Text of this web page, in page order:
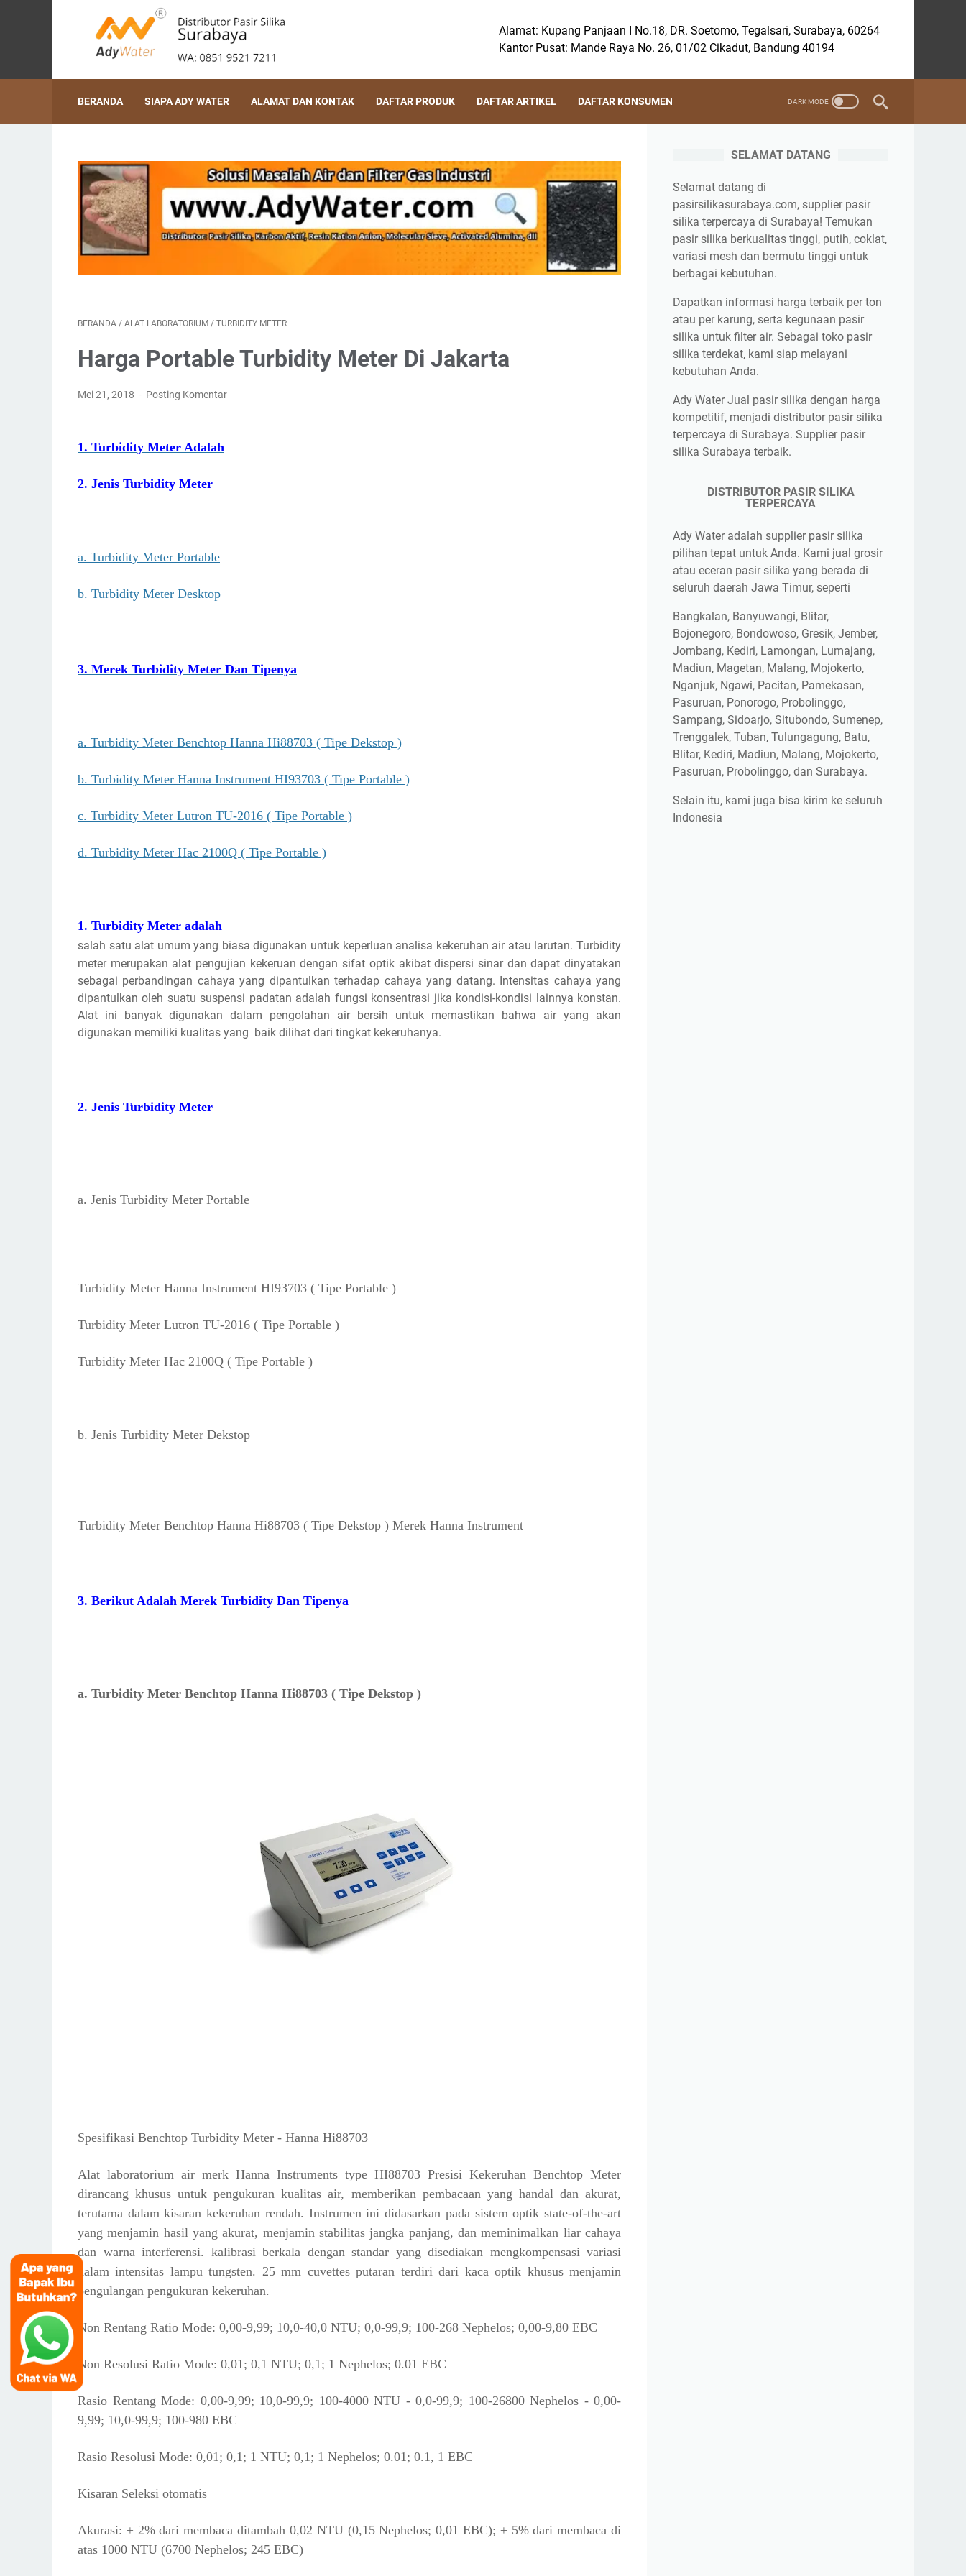
Alamat: Kupang Panjaan I No.18, DR. Soetomo, Tegalsari, Surabaya, 60264
Kantor Pusat: Mande Raya No. 26, 01/02 Cikadut, Bandung 40194
BERANDA SIAPA ADY WATER ALAMAT DAN KONTAK DAFTAR PRODUK DAFTAR ARTIKEL DAFTAR KONSUMEN
BERANDA / ALAT LABORATORIUM / TURBIDITY METER
Harga Portable Turbidity Meter Di Jakarta
Mei 21, 2018 Posting Komentar
1. Turbidity Meter Adalah
2. Jenis Turbidity Meter
a. Turbidity Meter Portable
b. Turbidity Meter Desktop
3. Merek Turbidity Meter Dan Tipenya
a. Turbidity Meter Benchtop Hanna Hi88703 ( Tipe Dekstop )
b. Turbidity Meter Hanna Instrument HI93703 ( Tipe Portable )
c. Turbidity Meter Lutron TU-2016 ( Tipe Portable )
d. Turbidity Meter Hac 2100Q ( Tipe Portable )
1. Turbidity Meter adalah
salah satu alat umum yang biasa digunakan untuk keperluan analisa kekeruhan air atau larutan. Turbidity
meter merupakan alat pengujian kekeruan dengan sifat optik akibat dispersi sinar dan dapat dinyatakan
sebagai perbandingan cahaya yang dipantulkan terhadap cahaya yang datang. Intensitas cahaya yang
dipantulkan oleh suatu suspensi padatan adalah fungsi konsentrasi jika kondisi-kondisi lainnya konstan.
Alat ini banyak digunakan dalam pengolahan air bersih untuk memastikan bahwa air yang akan
digunakan memiliki kualitas yang baik dilihat dari tingkat kekeruhanya.
2. Jenis Turbidity Meter
a. Jenis Turbidity Meter Portable
Turbidity Meter Hanna Instrument HI93703 ( Tipe Portable )
Turbidity Meter Lutron TU-2016 ( Tipe Portable )
Turbidity Meter Hac 2100Q ( Tipe Portable )
b. Jenis Turbidity Meter Dekstop
Turbidity Meter Benchtop Hanna Hi88703 ( Tipe Dekstop ) Merek Hanna Instrument
3. Berikut Adalah Merek Turbidity Dan Tipenya
a. Turbidity Meter Benchtop Hanna Hi88703 ( Tipe Dekstop )
Spesifikasi Benchtop Turbidity Meter - Hanna Hi88703
Alat laboratorium air merk Hanna Instruments type HI88703 Presisi Kekeruhan Benchtop Meter
dirancang khusus untuk pengukuran kualitas air, memberikan pembacaan yang handal dan akurat,
terutama dalam kisaran kekeruhan rendah. Instrumen ini didasarkan pada sistem optik state-of-the-art
yang menjamin hasil yang akurat, menjamin stabilitas jangka panjang, dan meminimalkan liar cahaya
dan warna interferensi. kalibrasi berkala dengan standar yang disediakan mengkompensasi variasi
dalam intensitas lampu tungsten. 25 mm cuvettes putaran terdiri dari kaca optik khusus menjamin
pengulangan pengukuran kekeruhan.
Non Rentang Ratio Mode: 0,00-9,99; 10,0-40,0 NTU; 0,0-99,9; 100-268 Nephelos; 0,00-9,80 EBC
Non Resolusi Ratio Mode: 0,01; 0,1 NTU; 0,1; 1 Nephelos; 0.01 EBC
Rasio Rentang Mode: 0,00-9,99; 10,0-99,9; 100-4000 NTU - 0,0-99,9; 100-26800 Nephelos - 0,00-
9,99; 10,0-99,9; 100-980 EBC
Rasio Resolusi Mode: 0,01; 0,1; 1 NTU; 0,1; 1 Nephelos; 0.01; 0.1, 1 EBC
Kisaran Seleksi otomatis
Akurasi: ± 2% dari membaca ditambah 0,02 NTU (0,15 Nephelos; 0,01 EBC); ± 5% dari membaca di
atas 1000 NTU (6700 Nephelos; 245 EBC)
SELAMAT DATANG
Selamat datang di
pasirsilikasurabaya.com, supplier pasir
silika terpercaya di Surabaya! Temukan
pasir silika berkualitas tinggi, putih, coklat,
variasi mesh dan bermutu tinggi untuk
berbagai kebutuhan.
Dapatkan informasi harga terbaik per ton
atau per karung, serta kegunaan pasir
silika untuk filter air. Sebagai toko pasir
silika terdekat, kami siap melayani
kebutuhan Anda.
Ady Water Jual pasir silika dengan harga
kompetitif, menjadi distributor pasir silika
terpercaya di Surabaya. Supplier pasir
silika Surabaya terbaik.
DISTRIBUTOR PASIR SILIKA
TERPERCAYA
Ady Water adalah supplier pasir silika
pilihan tepat untuk Anda. Kami jual grosir
atau eceran pasir silika yang berada di
seluruh daerah Jawa Timur, seperti
Bangkalan, Banyuwangi, Blitar,
Bojonegoro, Bondowoso, Gresik, Jember,
Jombang, Kediri, Lamongan, Lumajang,
Madiun, Magetan, Malang, Mojokerto,
Nganjuk, Ngawi, Pacitan, Pamekasan,
Pasuruan, Ponorogo, Probolinggo,
Sampang, Sidoarjo, Situbondo, Sumenep,
Trenggalek, Tuban, Tulungagung, Batu,
Blitar, Kediri, Madiun, Malang, Mojokerto,
Pasuruan, Probolinggo, dan Surabaya.
Selain itu, kami juga bisa kirim ke seluruh
Indonesia